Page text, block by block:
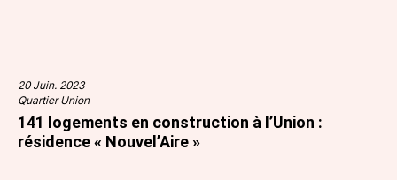
20 Juin. 2023
Quartier Union
141 logements en construction à l’Union :
résidence « Nouvel’Aire »